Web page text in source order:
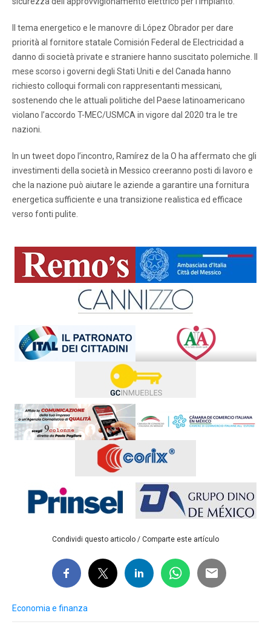
Il tema energetico e le manovre di López Obrador per dare
priorità al fornitore statale Comisión Federal de Electricidad a
danno di società private e straniere hanno suscitato polemiche. Il
mese scorso i governi degli Stati Uniti e del Canada hanno
richiesto colloqui formali con rappresentanti messicani,
sostenendo che le attuali politiche del Paese latinoamericano
violano l’accordo T-MEC/USMCA in vigore dal 2020 tra le tre
nazioni.
In un tweet dopo l’incontro, Ramírez de la O ha affermato che gli
investimenti della società in Messico creeranno posti di lavoro e
che la nazione può aiutare le aziende a garantire una fornitura
energetica sufficiente e una transizione realistica ed efficace
verso fonti pulite.
Condividi questo articolo / Comparte este artículo
Economia e finanza